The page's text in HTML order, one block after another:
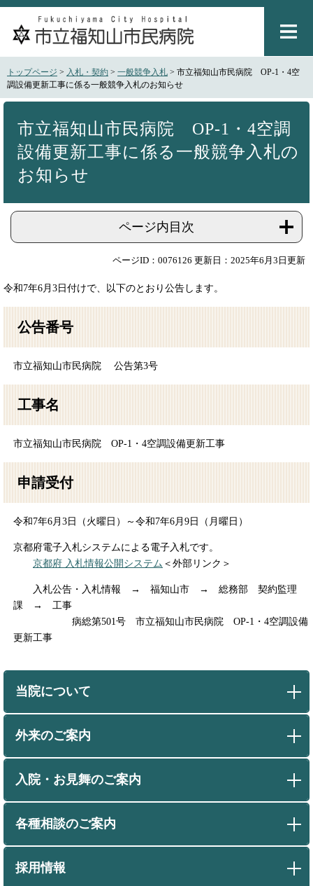
ペ
頭
で
メ
飛
ば
トップページ > 入札・契約 > 一般競争入札 > 市立福知山市民病院 OP-1・4空
調設備更新工事に係る一般競争入札のお知らせ
市立福知山市民病院 OP-1・4空調
設備更新工事に係る一般競争入札の
お知らせ
ページ内目次
ページID：0076126 更新日：2025年6月3日更新
令和7年6月3日付けで、以下のとおり公告します。
公告番号
市立福知山市民病院 公告第3号
工事名
市立福知山市民病院 OP-1・4空調設備更新工事
申請受付
令和7年6月3日（火曜日）～令和7年6月9日（月曜日）
京都府電子入札システムによる電子入札です。
京都府 入札情報公開システム ＜外部リンク＞
入札公告・入札情報 → 福知山市 → 総務部 契約監理
課 → 工事
病総第501号 市立福知山市民病院 OP-1・4空調設備
更新工事
当院について
外来のご案内
入院・お見舞のご案内
各種相談のご案内
採用情報